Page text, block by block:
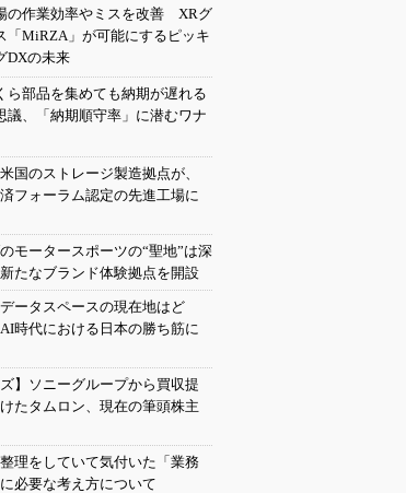
の作業効率やミスを改善 XRグ
「MiRZA」が可能にするピッキ
DXの未来
ら部品を集めても納期が遅れる
議、「納期順守率」に潜むワナ
国のストレージ製造拠点が、
フォーラム認定の先進工場に
モータースポーツの“聖地”は深
たなブランド体験拠点を開設
ータスペースの現在地はど
時代における日本の勝ち筋に
ズ】ソニーグループから買収提
たタムロン、現在の筆頭株主
理をしていて気付いた「業務
必要な考え方について